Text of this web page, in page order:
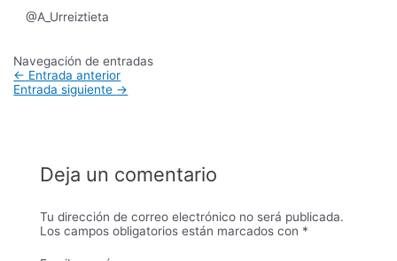
@A_Urreiztieta
Navegación de entradas
← Entrada anterior
Entrada siguiente →
Deja un comentario
Tu dirección de correo electrónico no será publicada.
Los campos obligatorios están marcados con *